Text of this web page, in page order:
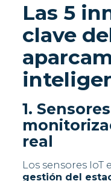
Las 5
clave
1.
real
Los sensores
gestión del